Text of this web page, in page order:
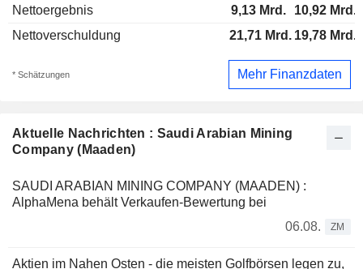
Aktuelle Nachrichten : Saudi Arabian Mining
Company (Maaden)
SAUDI ARABIAN MINING COMPANY (MAADEN) :
AlphaMena behält Verkaufen-Bewertung bei
06.08.
ZM
Aktien im Nahen Osten - die meisten Golfbörsen legen zu,
Nettoergebnis
9,13 Mrd.
10,92 Mrd.
Nettoverschuldung
21,71 Mrd. 19,78 Mrd.
* Schätzungen Mehr Finanzdaten